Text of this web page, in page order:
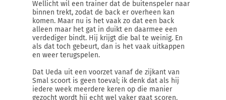
Wellicht wil een trainer dat de buitenspeler naar
binnen trekt, zodat de back er overheen kan
komen. Maar nu is het vaak zo dat een back
alleen maar het gat in duikt en daarmee een
verdediger bindt. Hij krijgt die bal te weinig. En
als dat toch gebeurt, dan is het vaak uitkappen
en weer terugspelen.
Dat Ueda uit een voorzet vanaf de zijkant van
Smal scoort is geen toeval; ik denk dat als hij
iedere week meerdere keren op die manier
gezocht wordt hij echt wel vaker gaat scoren.